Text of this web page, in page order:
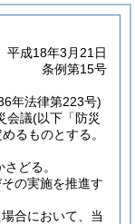
平成18年3月21日
条例第15号
年法律第223号)
会議(以下「防災
るものとする。
どる。
の実施を推進す
合において、当